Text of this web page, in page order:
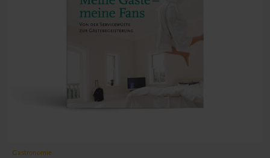
Gastronomie